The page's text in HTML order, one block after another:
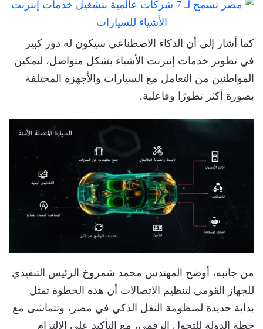
كما أشار إلى أن الذكاء الاصطناعي سيكون له دور كبير
في تطوير خدمات إنترنت الأشياء بشكل متواصل، لتمكين
المواطنين من التعامل مع السيارات والأجهزة المختلفة
بصورة أكثر تطورًا وفاعلية.
من جانبه، أوضح المهندس محمد شمروخ الرئيس التنفيذي
للجهاز القومي لتنظيم الاتصالات أن هذه الخطوة تمثل
بداية جديدة لمنظومة النقل الذكي في مصر، وتتماشى مع
خطة الدولة للتحول الرقمي، مع التأكيد على الالتزام